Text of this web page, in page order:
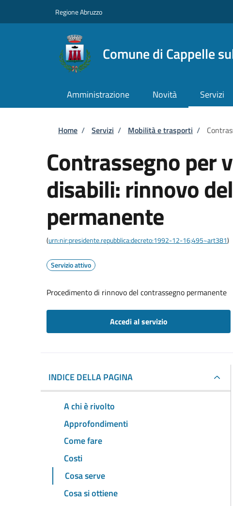
Regione Abruzzo
Comune di Cappelle
Amministrazione Novità Servizi
Briciole di pane
Home / Servizi / Mobilità e trasporti /
Contrassegno per
disabili: rinnovo
permanente
(urn:nir:presidente.repubblica:decreto:1992-12-16;495~art381)
Servizio attivo
Procedimento di rinnovo del contrassegno permanente
Accedi al servizio
INDICE DELLA PAGINA
A chi è rivolto
Approfondimenti
Come fare
Costi
Cosa serve
Cosa si ottiene